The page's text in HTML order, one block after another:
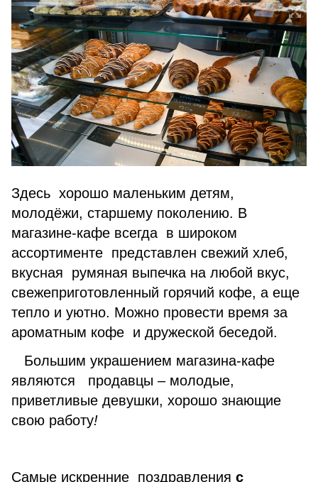
Здесь хорошо маленьким детям,
молодёжи, старшему поколению. В
магазине-кафе всегда в широком
ассортименте представлен свежий хлеб,
вкусная румяная выпечка на любой вкус,
свежеприготовленный горячий кофе, а еще
тепло и уютно. Можно провести время за
ароматным кофе и дружеской беседой.
Большим украшением магазина-кафе
являются продавцы – молодые,
приветливые девушки, хорошо знающие
свою работу!
Самые искренние поздравления с